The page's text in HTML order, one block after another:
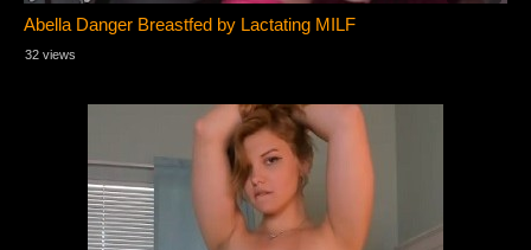
Abella Danger Breastfed by Lactating MILF
32 views